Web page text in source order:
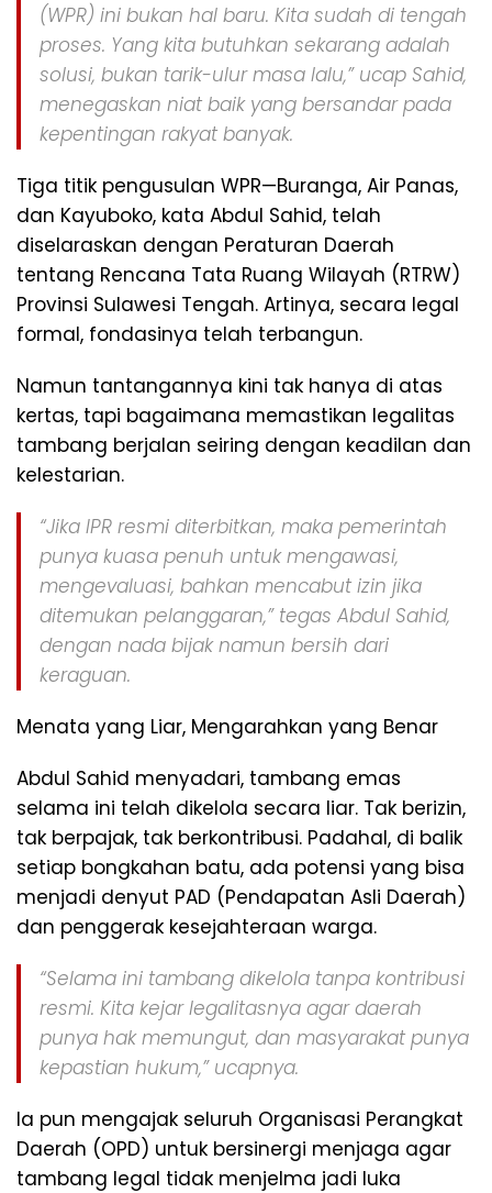
(WPR) ini bukan hal baru. Kita sudah di tengah
proses. Yang kita butuhkan sekarang adalah
solusi, bukan tarik-ulur masa lalu,” ucap Sahid,
menegaskan niat baik yang bersandar pada
kepentingan rakyat banyak.
Tiga titik pengusulan WPR—Buranga, Air Panas,
dan Kayuboko, kata Abdul Sahid, telah
diselaraskan dengan Peraturan Daerah
tentang Rencana Tata Ruang Wilayah (RTRW)
Provinsi Sulawesi Tengah. Artinya, secara legal
formal, fondasinya telah terbangun.
Namun tantangannya kini tak hanya di atas
kertas, tapi bagaimana memastikan legalitas
tambang berjalan seiring dengan keadilan dan
kelestarian.
“Jika IPR resmi diterbitkan, maka pemerintah
punya kuasa penuh untuk mengawasi,
mengevaluasi, bahkan mencabut izin jika
ditemukan pelanggaran,” tegas Abdul Sahid,
dengan nada bijak namun bersih dari
keraguan.
Menata yang Liar, Mengarahkan yang Benar
Abdul Sahid menyadari, tambang emas
selama ini telah dikelola secara liar. Tak berizin,
tak berpajak, tak berkontribusi. Padahal, di balik
setiap bongkahan batu, ada potensi yang bisa
menjadi denyut PAD (Pendapatan Asli Daerah)
dan penggerak kesejahteraan warga.
“Selama ini tambang dikelola tanpa kontribusi
resmi. Kita kejar legalitasnya agar daerah
punya hak memungut, dan masyarakat punya
kepastian hukum,” ucapnya.
Ia pun mengajak seluruh Organisasi Perangkat
Daerah (OPD) untuk bersinergi menjaga agar
tambang legal tidak menjelma jadi luka